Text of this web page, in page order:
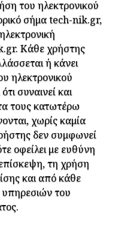
του ηλεκτρονικού
σήμα tech-nik.gr,
Κάθε χρήστης
ή κάνει
ηλεκτρονικού
συναινεί και
τους κατωτέρω
χωρίς καμία
δεν συμφωνεί
οφείλει με ευθύνη
τη χρήση
και από κάθε
του